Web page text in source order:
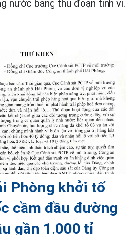
nước bằng thủ đoạn tinh vi.
Phòng khởi tố
cầm đầu đường
gần 1.000 tỉ